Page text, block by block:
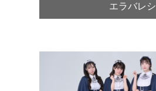
エラバレシ